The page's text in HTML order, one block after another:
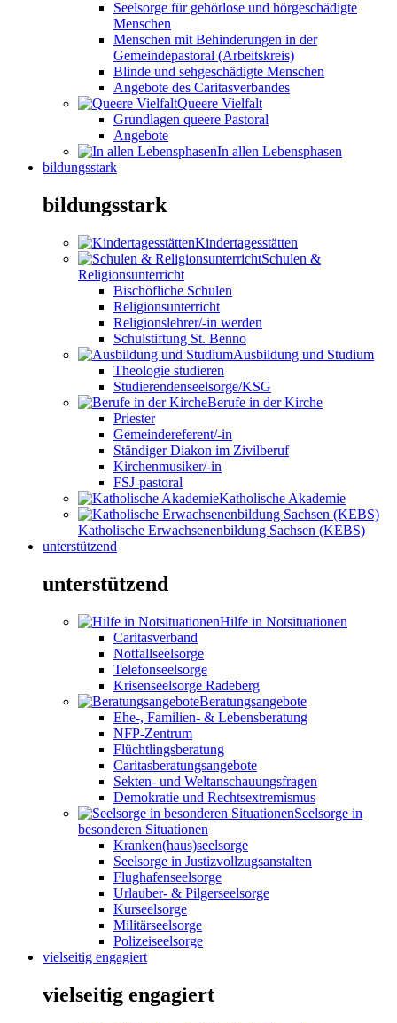
Seelsorge für gehörlose und hörgeschädigte
Menschen
Menschen mit Behinderungen in der
Gemeindepastoral (Arbeitskreis)
Blinde und sehgeschädigte Menschen
Angebote des Caritasverbandes
Queere Vielfalt
Grundlagen queere Pastoral
Angebote
In allen Lebensphasen
bildungsstark
bildungsstark
Kindertagesstätten
Schulen &
Religionsunterricht
Bischöfliche Schulen
Religionsunterricht
Religionslehrer/-in werden
Schulstiftung St. Benno
Ausbildung und Studium
Theologie studieren
Studierendenseelsorge/KSG
Berufe in der Kirche
Priester
Gemeindereferent/-in
Ständiger Diakon im Zivilberuf
Kirchenmusiker/-in
FSJ-pastoral
Katholische Akademie
Katholische Erwachsenenbildung Sachsen (KEBS)
unterstützend
unterstützend
Hilfe in Notsituationen
Caritasverband
Notfallseelsorge
Telefonseelsorge
Krisenseelsorge Radeberg
Beratungsangebote
Ehe-, Familien- & Lebensberatung
NFP-Zentrum
Flüchtlingsberatung
Caritasberatungsangebote
Sekten- und Weltanschauungsfragen
Demokratie und Rechtsextremismus
Seelsorge in
besonderen Situationen
Kranken(haus)seelsorge
Seelsorge in Justizvollzugsanstalten
Flughafenseelsorge
Urlauber- & Pilgerseelsorge
Kurseelsorge
Militärseelsorge
Polizeiseelsorge
vielseitig engagiert
vielseitig engagiert